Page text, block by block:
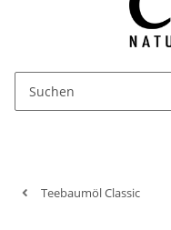
Teebaumöl Classic